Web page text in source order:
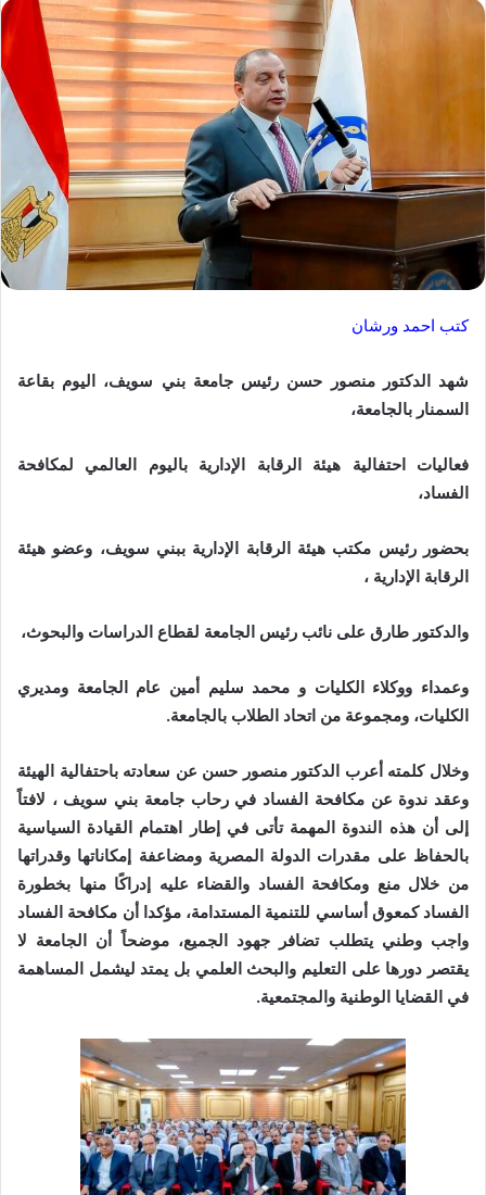
كتب احمد ورشان
شهد الدكتور منصور حسن رئيس جامعة بني سويف، اليوم بقاعة
السمنار بالجامعة،
فعاليات احتفالية هيئة الرقابة الإدارية باليوم العالمي لمكافحة
الفساد،
بحضور رئيس مكتب هيئة الرقابة الإدارية ببني سويف، وعضو هيئة
الرقابة الإدارية ،
والدكتور طارق على نائب رئيس الجامعة لقطاع الدراسات والبحوث،
وعمداء ووكلاء الكليات و محمد سليم أمين عام الجامعة ومديري
الكليات، ومجموعة من اتحاد الطلاب بالجامعة.
وخلال كلمته أعرب الدكتور منصور حسن عن سعادته باحتفالية الهيئة
وعقد ندوة عن مكافحة الفساد في رحاب جامعة بني سويف ، لافتاً
إلى أن هذه الندوة المهمة تأتى في إطار اهتمام القيادة السياسية
بالحفاظ على مقدرات الدولة المصرية ومضاعفة إمكاناتها وقدراتها
من خلال منع ومكافحة الفساد والقضاء عليه إدراكًا منها بخطورة
الفساد كمعوق أساسي للتنمية المستدامة، مؤكدا أن مكافحة الفساد
واجب وطني يتطلب تضافر جهود الجميع، موضحاً أن الجامعة لا
يقتصر دورها على التعليم والبحث العلمي بل يمتد ليشمل المساهمة
في القضايا الوطنية والمجتمعية.